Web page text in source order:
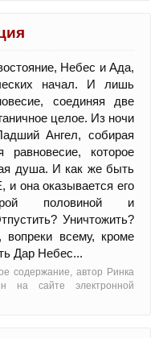
Небес и Ада,
начал. И лишь
соединяя две
целое. Из ночи
Ангел, собирая
которое
душа. И как же быть
она оказывается его
половиной и
Уничтожить?
всему, кроме
Дар Небес...
содержание, автор Ринка
на сайте электронной